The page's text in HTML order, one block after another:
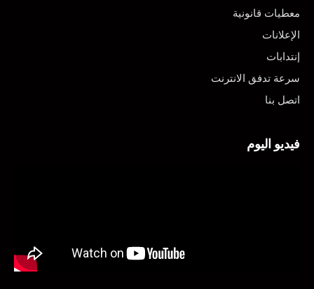
معطيات قانونية
الإعلانات
إنتدابات
سرعة تدفق الانترنت
اتصل بنا
فيديو اليوم